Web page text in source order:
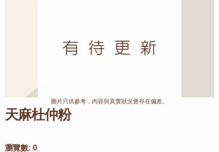
天麻杜仲粉
瀏覽數: 0
圖片只供參考，內容與真實狀況會存在偏差。